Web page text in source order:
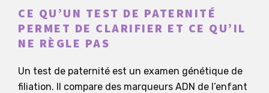
CE QU’UN TEST DE PATERNITÉ
PERMET DE CLARIFIER ET CE QU’IL
NE RÈGLE PAS
Un test de paternité est un examen génétique de
filiation. Il compare des marqueurs ADN de l’enfant